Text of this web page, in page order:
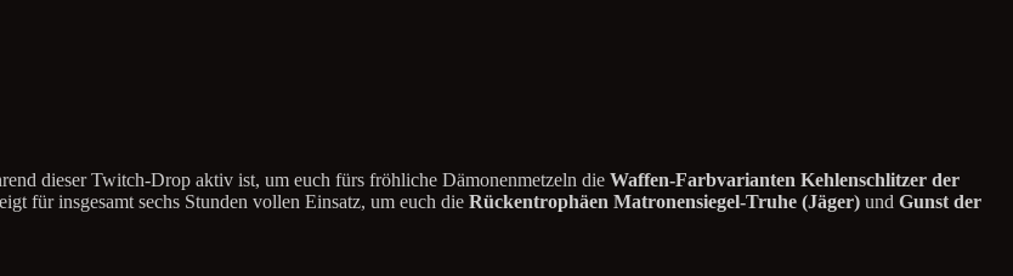
dieser Twitch-Drop aktiv ist, um euch fürs fröhliche Dämonenmetzeln die Waffen-Farbvarianten Kehlenschlitzer der
für insgesamt sechs Stunden vollen Einsatz, um euch die Rückentrophäen Matronensiegel-Truhe (Jäger) und Gunst der